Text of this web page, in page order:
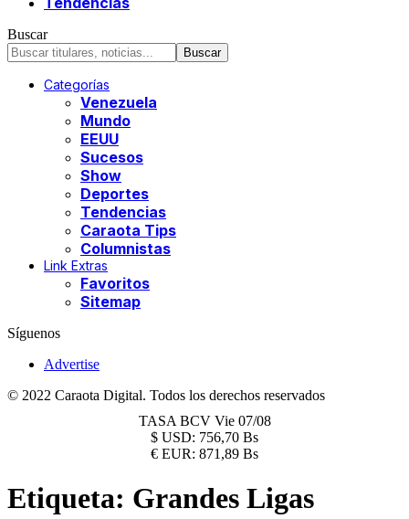
Buscar
Categorías
Venezuela
Mundo
EEUU
Sucesos
Show
Deportes
Tendencias
Caraota Tips
Columnistas
Link Extras
Favoritos
Sitemap
Síguenos
Advertise
© 2022 Caraota Digital. Todos los derechos reservados
TASA BCV Vie 07/08
$ USD: 756,70 Bs
€ EUR: 871,89 Bs
Etiqueta: Grandes Ligas